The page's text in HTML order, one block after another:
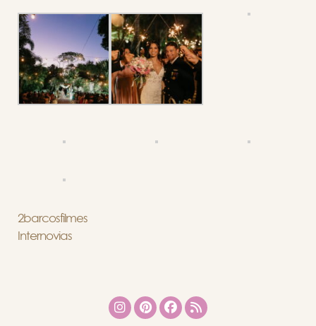
2barcosfilmes
Internovias